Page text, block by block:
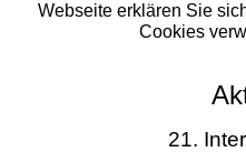
Webseite erklären Sie
Cookies
21.